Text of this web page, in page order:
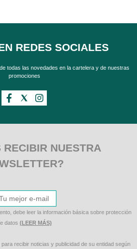
REDES SOCIALES
todas las novedades en la cartelera y de nuestras
promociones
RECIBIR NUESTRA
debe leer la información básica sobre protección
datos (LEER MÁS)
recibir noticias y publicidad de su entidad según